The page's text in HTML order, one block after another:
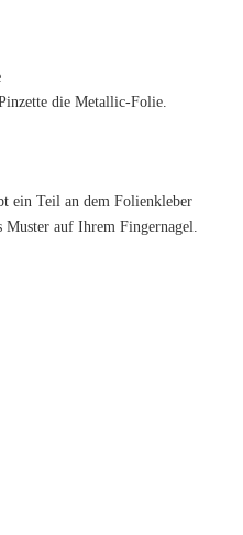
die Metallic-Folie.
ein Teil an dem Folienkleber
Muster auf Ihrem Fingernagel.